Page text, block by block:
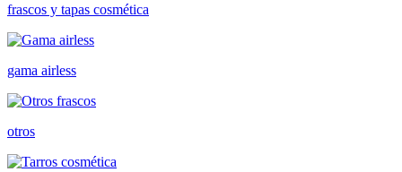
frascos y tapas cosmética
gama airless
otros